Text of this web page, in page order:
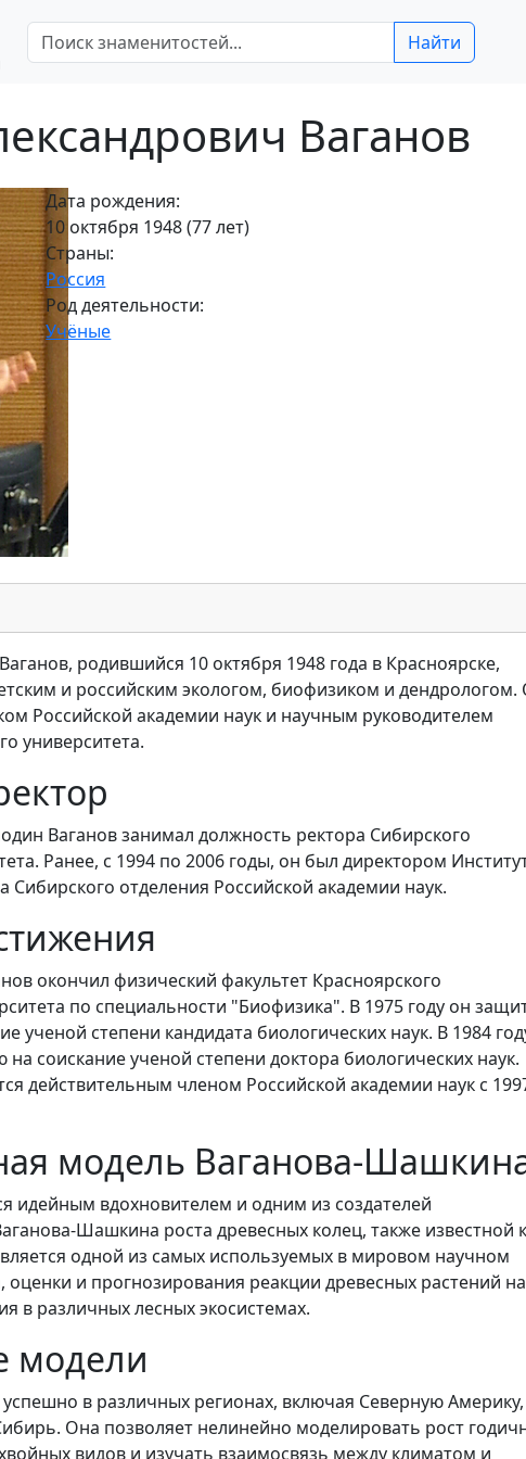
Найти
Ваганов
Дата рождения:
10 октября 1948 (77 лет)
Страны:
Россия
Род деятельности:
Учёные
родившийся 10 октября 1948 года в Красноярске,
и российским экологом, биофизиком и дендрологом.
Российской академии наук и научным руководителем
университета.
Ваганов занимал должность ректора Сибирского
Ранее, с 1994 по 2006 годы, он был директором
Сибирского отделения Российской академии наук.
окончил физический факультет Красноярского
по специальности "Биофизика". В 1975 году он
ученой степени кандидата биологических наук. В 1984
соискание ученой степени доктора биологических наук.
действительным членом Российской академии наук с
модель Ваганова-
идейным вдохновителем и одним из создателей
Шашкина роста древесных колец, также известной
одной из самых используемых в мировом научном
оценки и прогнозирования реакции древесных растений на
в различных лесных экосистемах.
модели
в различных регионах, включая Северную Америку,
Она позволяет нелинейно моделировать рост
видов и изучать взаимосвязь между климатом и